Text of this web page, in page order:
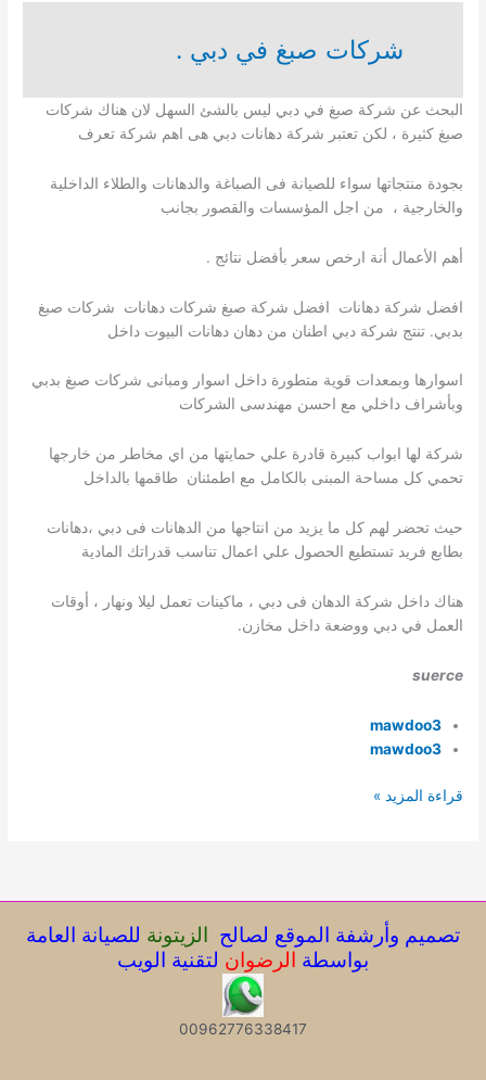
شركات صبغ في دبي .
البحث عن شركة صبغ في دبي ليس بالشئ السهل لان هناك شركات
صبغ كثيرة ، لكن تعتبر شركة دهانات دبي هى اهم شركة تعرف
بجودة منتجاتها سواء للصيانة فى الصباغة والدهانات والطلاء الداخلية
والخارجية ، من اجل المؤسسات والقصور بجانب
أهم الأعمال أنة ارخص سعر بأفضل نتائج .
افضل شركة دهانات افضل شركة صبغ شركات دهانات شركات صبغ
بدبي. تنتج شركة دبي اطنان من دهان دهانات البيوت داخل
اسوارها وبمعدات قوية متطورة داخل اسوار ومبانى شركات صبغ بدبي
وبأشراف داخلي مع احسن مهندسى الشركات
شركة لها ابواب كبيرة قادرة علي حمايتها من اي مخاطر من خارجها
تحمي كل مساحة المبنى بالكامل مع اطمئنان طاقمها بالداخل
حيث تحضر لهم كل ما يزيد من انتاجها من الدهانات فى دبي ،دهانات
بطابع فريد تستطيع الحصول علي اعمال تناسب قدراتك المادية
هناك داخل شركة الدهان فى دبي ، ماكينات تعمل ليلا ونهار ، أوقات
العمل في دبي ووضعة داخل مخازن.
suerce
mawdoo3
mawdoo3
صباغ
قراءة المزيد »
تصميم وأرشفة الموقع لصالح الزيتونة للصيانة العامة
بواسطة الرضوان لتقنية الويب
00962776338417